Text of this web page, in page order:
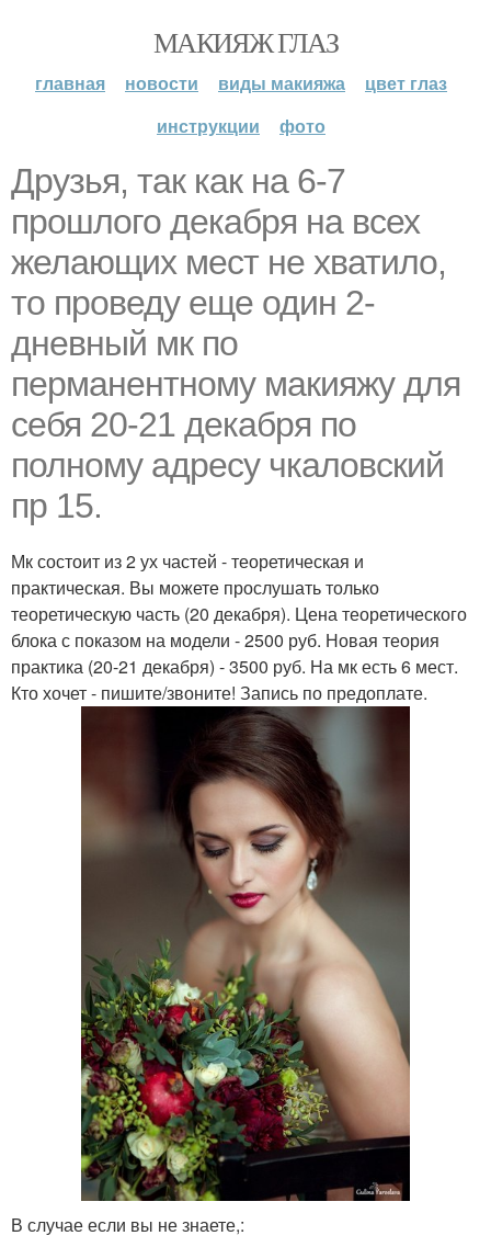
МАКИЯЖ ГЛАЗ
главная новости виды макияжа
цвет глаз
инструкции
фото
Друзья, так как на 6-7
прошлого декабря на всех
желающих мест не хватило,
то проведу еще один 2-
дневный мк по
перманентному макияжу для
себя 20-21 декабря по
полному адресу чкаловский
пр 15.
Мк состоит из 2 ух частей - теоретическая и
практическая. Вы можете прослушать только
теоретическую часть (20 декабря). Цена теоретического
блока с показом на модели - 2500 руб. Новая теория
практика (20-21 декабря) - 3500 руб. На мк есть 6 мест.
Кто хочет - пишите/звоните! Запись по предоплате.
В случае если вы не знаете,: